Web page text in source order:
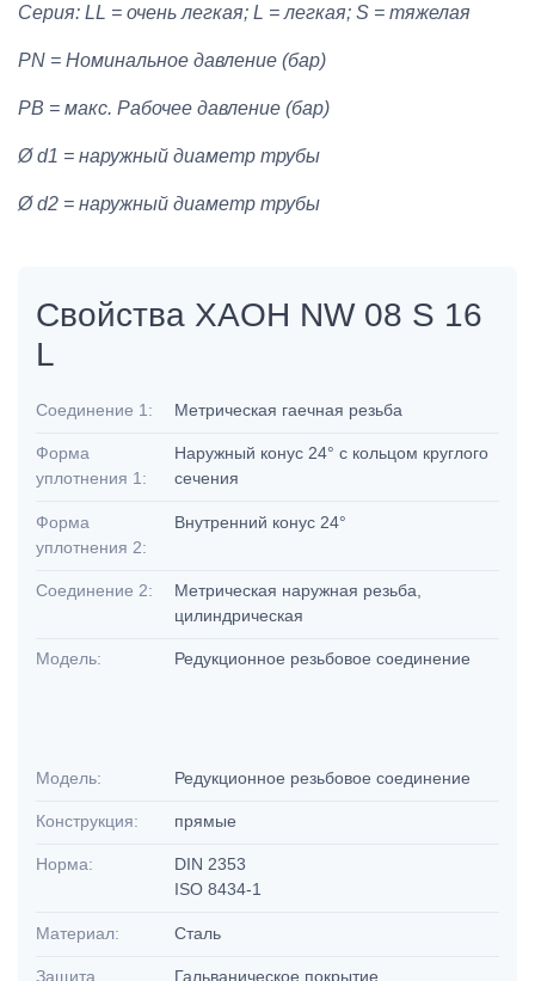
Серия: LL = очень легкая; L = легкая; S = тяжелая
PN = Номинальное давление (бар)
PB = макс. Рабочее давление (бар)
Ø d1 = наружный диаметр трубы
Ø d2 = наружный диаметр трубы
Свойства XAOH NW 08 S 16
L
Соединение 1: Метрическая гаечная резьба
Форма
уплотнения 1:
Наружный конус 24° с кольцом круглого
сечения
Форма
уплотнения 2:
Внутренний конус 24°
Соединение 2:
Метрическая наружная резьба,
цилиндрическая
Модель: Редукционное резьбовое соединение
Модель: Редукционное резьбовое соединение
Конструкция: прямые
Норма:
DIN 2353
ISO 8434-1
Материал: Сталь
Защита Гальваническое покрытие